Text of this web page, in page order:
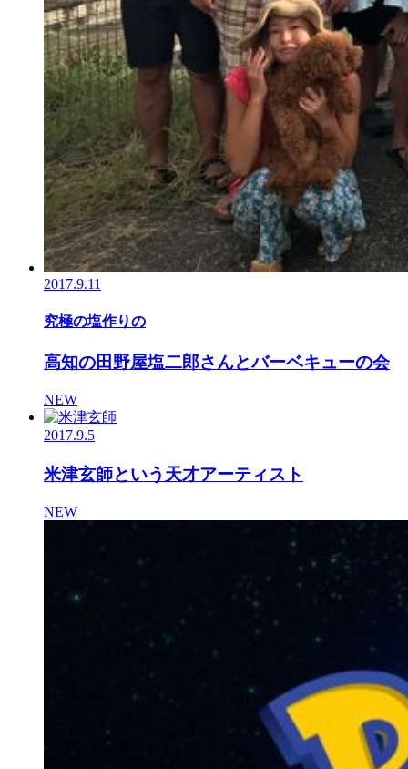
2017.9.11
究極の塩作りの
高知の田野屋塩二郎さんとバーベキューの会
NEW
2017.9.5
米津玄師という天才アーティスト
NEW